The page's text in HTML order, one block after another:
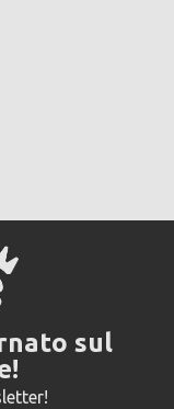
sul